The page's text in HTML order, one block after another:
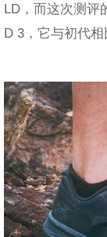
LD，而这次测评
D 3，它与初代相